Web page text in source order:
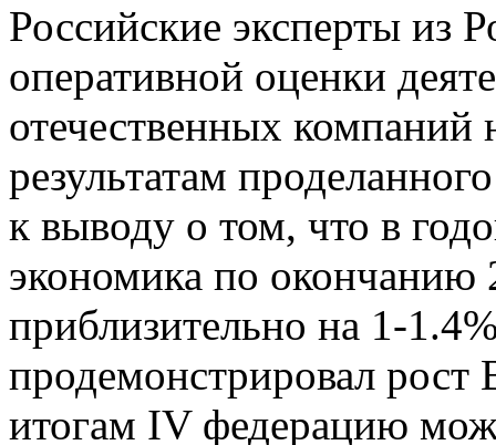
Российские эксперты из
оперативной оценки
отечественных компаний
результатам
к выводу о том, что в
экономика по
приблизительно на 1-
продемонстрировал
итогам IV федерацию